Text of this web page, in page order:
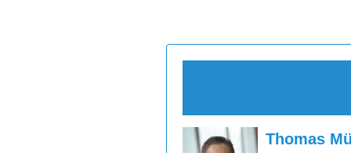
Thomas